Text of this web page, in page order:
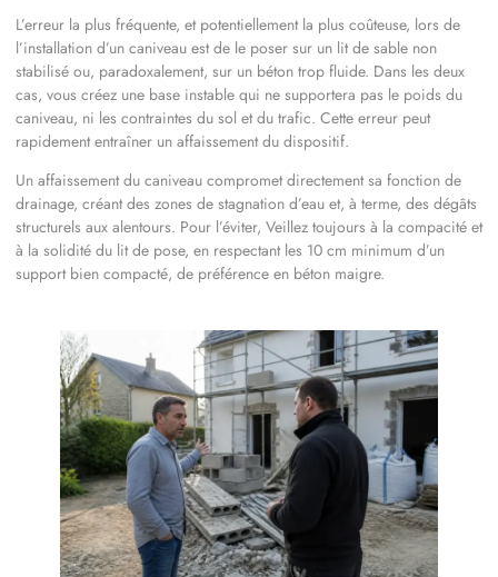
L’erreur la plus fréquente, et potentiellement la plus coûteuse, lors de
l’installation d’un caniveau est de le poser sur un lit de sable non
stabilisé ou, paradoxalement, sur un béton trop fluide. Dans les deux
cas, vous créez une base instable qui ne supportera pas le poids du
caniveau, ni les contraintes du sol et du trafic. Cette erreur peut
rapidement entraîner un affaissement du dispositif.
Un affaissement du caniveau compromet directement sa fonction de
drainage, créant des zones de stagnation d’eau et, à terme, des dégâts
structurels aux alentours. Pour l’éviter, Veillez toujours à la compacité et
à la solidité du lit de pose, en respectant les 10 cm minimum d’un
support bien compacté, de préférence en béton maigre.